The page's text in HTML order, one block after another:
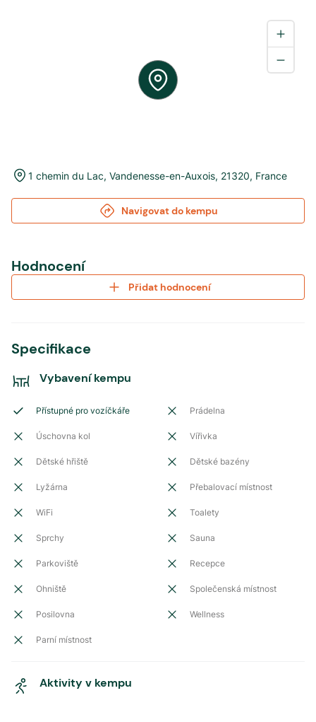
1 chemin du Lac, Vandenesse-en-Auxois, 21320, France
Navigovat do kempu
Hodnocení
Přidat hodnocení
Specifikace
Vybavení kempu
Přístupné pro vozíčkáře Prádelna
Úschovna kol Vířivka
Dětské hřiště Dětské bazény
Lyžárna Přebalovací místnost
WiFi Toalety
Sprchy Sauna
Parkoviště Recepce
Ohniště Společenská místnost
Posilovna Wellness
Parní místnost
Aktivity v kempu